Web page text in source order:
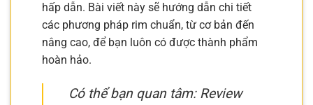
hấp dẫn. Bài viết này sẽ hướng dẫn chi tiết
các phương pháp rim chuẩn, từ cơ bản đến
nâng cao, để bạn luôn có được thành phẩm
hoàn hảo.
Có thể bạn quan tâm: Review